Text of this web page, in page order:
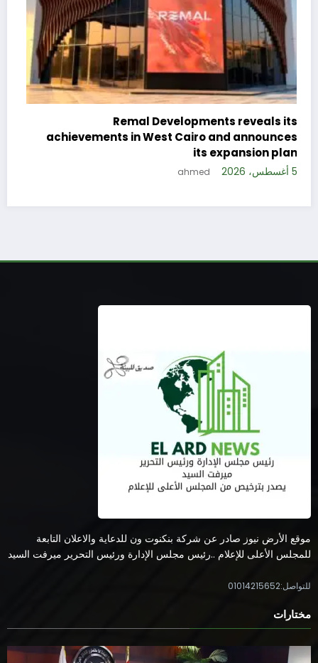
Remal Developments reveals its
achievements in West Cairo and announces
its expansion plan
5 أغسطس، 2026 ahmed
موقع الأرض نيوز صادر عن شركة بنكنوت ون للدعاية والاعلان التابعة
للمجلس الأعلى للإعلام ..رئيس مجلس الإدارة ورئيس التحرير ميرفت السيد
للتواصل:01014215652
مختارات